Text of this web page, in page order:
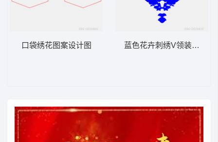
口袋绣花图案设计图 蓝色花卉刺绣V领装饰图案